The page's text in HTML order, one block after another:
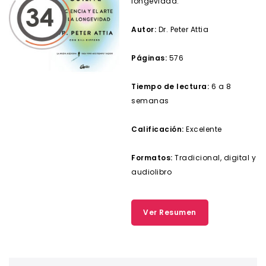
Autor: Dr. Peter Attia
Páginas: 576
Tiempo de lectura: 6 a 8
semanas
Calificación: Excelente
Formatos: Tradicional, digital y
audiolibro
Ver Resumen